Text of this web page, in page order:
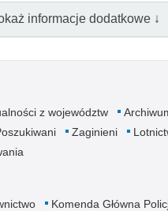
informacje dodatkowe ↓
z województw
Zaginieni
Komenda Główna